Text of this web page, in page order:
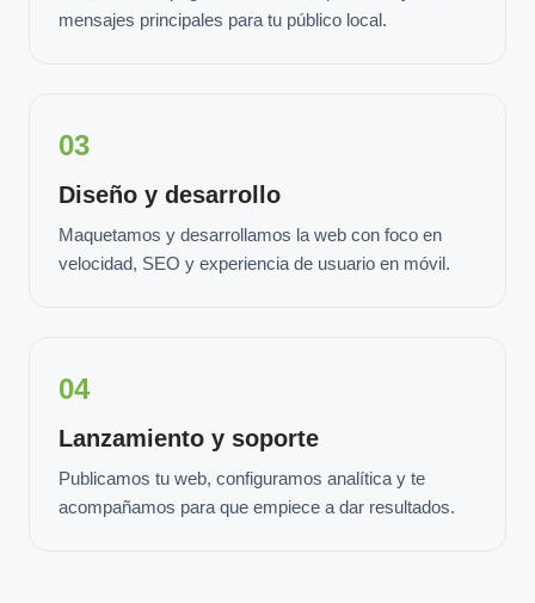
mensajes principales para tu público local.
03
Diseño y desarrollo
Maquetamos y desarrollamos la web con foco en
velocidad, SEO y experiencia de usuario en móvil.
04
Lanzamiento y soporte
Publicamos tu web, configuramos analítica y te
acompañamos para que empiece a dar resultados.